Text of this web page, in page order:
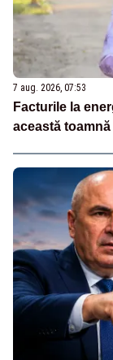
7 aug. 2026, 07:53
Facturile la
această toamnă